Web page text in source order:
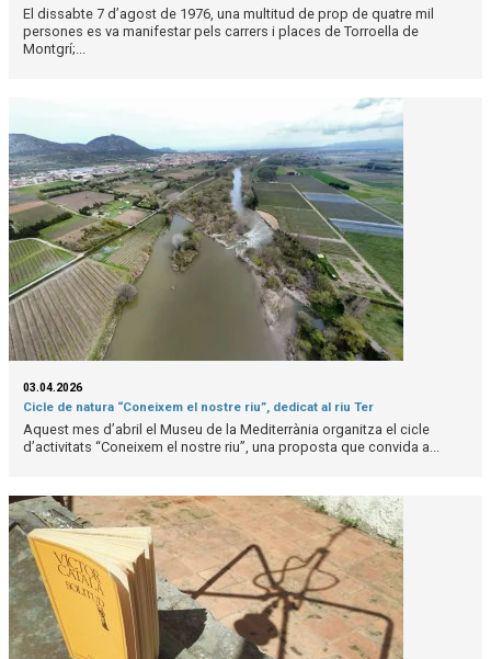
El dissabte 7 d’agost de 1976, una multitud de prop de quatre mil
persones es va manifestar pels carrers i places de Torroella de
Montgrí;...
03.04.2026
Cicle de natura “Coneixem el nostre riu”, dedicat al riu Ter
Aquest mes d’abril el Museu de la Mediterrània organitza el cicle
d’activitats “Coneixem el nostre riu”, una proposta que convida a...